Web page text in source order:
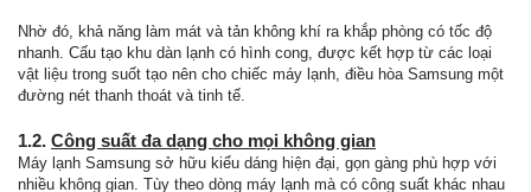
Nhờ đó, khả năng làm mát và tản không khí ra khắp phòng có tốc độ
nhanh. Cấu tạo khu dàn lạnh có hình cong, được kết hợp từ các loại
vật liệu trong suốt tạo nên cho chiếc máy lạnh, điều hòa Samsung một
đường nét thanh thoát và tinh tế.
1.2. Công suất đa dạng cho mọi không gian
Máy lạnh Samsung sở hữu kiểu dáng hiện đại, gọn gàng phù hợp với
nhiều không gian. Tùy theo dòng máy lạnh mà có công suất khác nhau